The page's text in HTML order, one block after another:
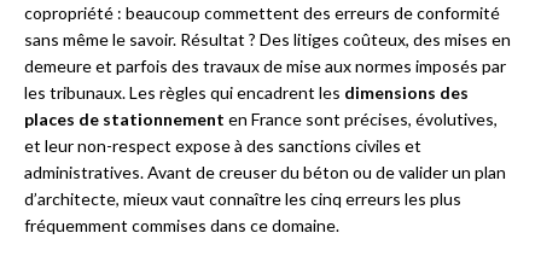
copropriété : beaucoup commettent des erreurs de conformité
sans même le savoir. Résultat ? Des litiges coûteux, des mises en
demeure et parfois des travaux de mise aux normes imposés par
les tribunaux. Les règles qui encadrent les dimensions des
places de stationnement en France sont précises, évolutives,
et leur non-respect expose à des sanctions civiles et
administratives. Avant de creuser du béton ou de valider un plan
d’architecte, mieux vaut connaître les cinq erreurs les plus
fréquemment commises dans ce domaine.